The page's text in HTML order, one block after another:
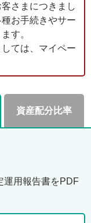
さまにつきまし
お手続きやサー
す。
ては、マイペー
資産配分比率
運用報告書をPDF